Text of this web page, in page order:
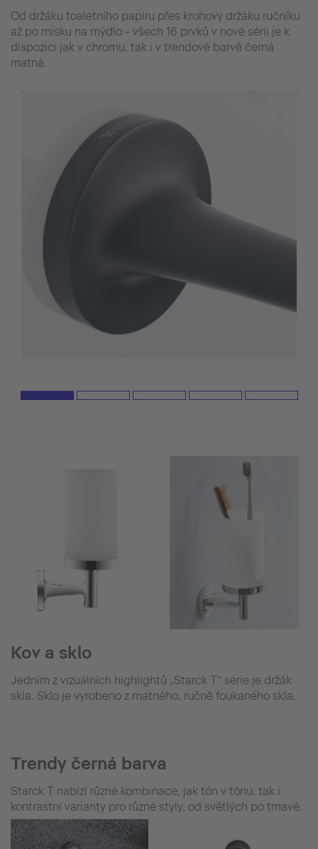
Od držáku toaletního papíru přes krohový držáku ručníku
až po misku na mýdlo - všech 16 prvků v nové sérii je k
dispozici jak v chromu, tak i v trendové barvě černá
matná.
Kov a sklo
Jedním z vizuálních highlightů „Starck T“ série je držák
skla. Sklo je vyrobeno z matného, ručně foukaného skla.
Trendy černá barva
Starck T nabízí různé kombinace, jak tón v tónu, tak i
kontrastní varianty pro různé styly, od světlých po tmavé.